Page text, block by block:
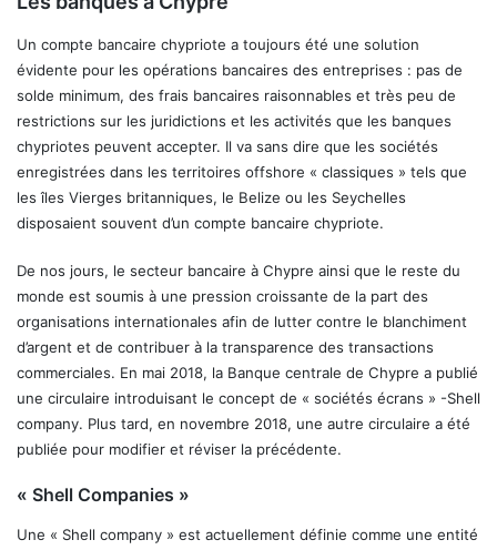
Un compte bancaire chypriote a toujours été une solution
évidente pour les opérations bancaires des entreprises : pas de
solde minimum, des frais bancaires raisonnables et très peu de
restrictions sur les juridictions et les activités que les banques
chypriotes peuvent accepter. Il va sans dire que les sociétés
enregistrées dans les territoires offshore « classiques » tels que
les îles Vierges britanniques, le Belize ou les Seychelles
disposaient souvent d’un compte bancaire chypriote.
De nos jours, le secteur bancaire à Chypre ainsi que le reste du
monde est soumis à une pression croissante de la part des
organisations internationales afin de lutter contre le blanchiment
d’argent et de contribuer à la transparence des transactions
commerciales. En mai 2018, la Banque centrale de Chypre a publié
une circulaire introduisant le concept de « sociétés écrans » -Shell
company. Plus tard, en novembre 2018, une autre circulaire a été
publiée pour modifier et réviser la précédente.
« Shell Companies »
Une « Shell company » est actuellement définie comme une entité